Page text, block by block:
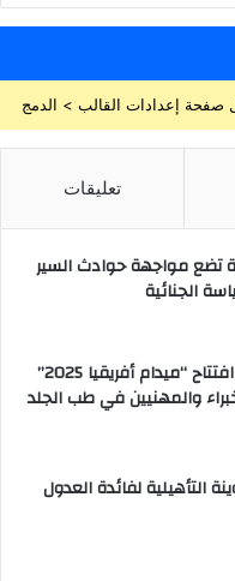
تعليقات
تضع مواجهة حوادث السير
الجنائية
الرباط تحتضن حفل افتتاح “ميدام أفريقيا 2025”
والمهنيين في طب الجلد
التأهيلية لفائدة العدول